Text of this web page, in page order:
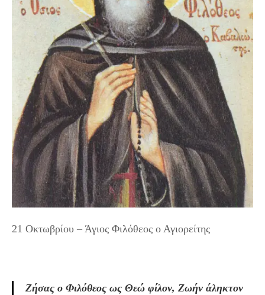
21 Οκτωβρίου – Άγιος Φιλόθεος ο Αγιορείτης
Ζήσας ο Φιλόθεος ως Θεώ φίλον, Ζωήν άληκτον